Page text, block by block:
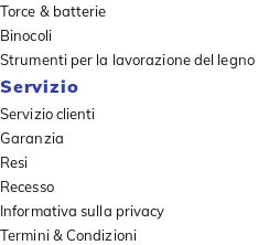
Torce & batterie
Binocoli
Strumenti per la lavorazione del legno
Servizio
Servizio clienti
Garanzia
Resi
Recesso
Informativa sulla privacy
Termini & Condizioni